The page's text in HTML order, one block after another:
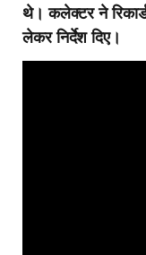
थे। कलेक्टर ने
लेकर निर्देश दिए।